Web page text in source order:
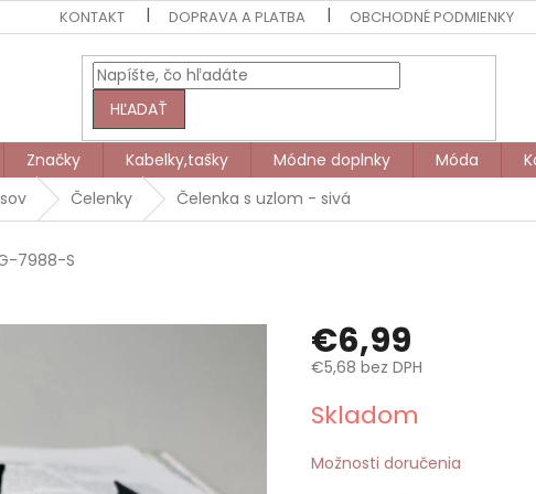
KONTAKT DOPRAVA A PLATBA OBCHODNÉ PODMIENKY
HĽADAŤ
Značky Kabelky,tašky Módne doplnky Móda
Čelenky Čelenka s uzlom - sivá
7988-S
€6,99
€5,68 bez DPH
cena:
Skladom
Možnosti doručenia